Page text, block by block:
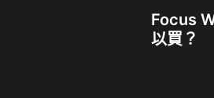
Focus
以買？